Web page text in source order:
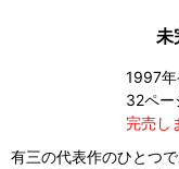
未
1997
32ペ
完売し
有三の代表作のひとつ